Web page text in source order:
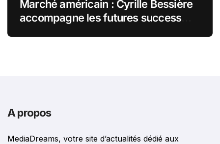
Marché américain : Cyrille Bessière
accompagne les futures success
A propos
MediaDreams, votre site d’actualités dédié aux